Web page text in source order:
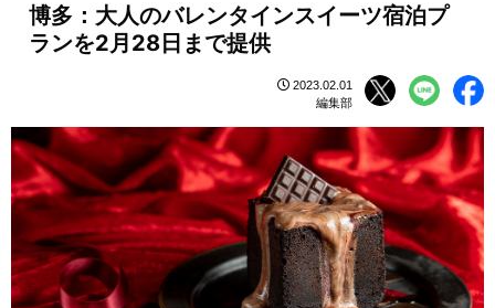
博多：大人のバレンタインスイーツ宿泊プ
ランを2月28日まで提供
2023.02.01
編集部